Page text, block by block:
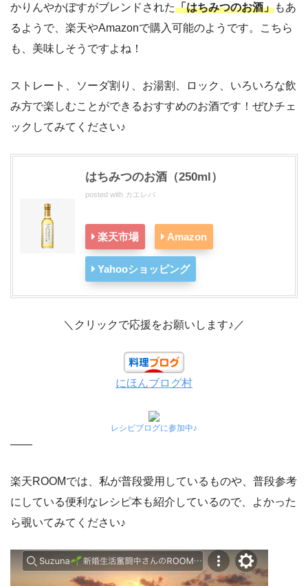
かりんやかぼすがブレンドされた「はちみつのお酒」もあ
るようで、楽天やAmazonで購入可能のようです。こちら
も、美味しそうですよね！
ストレート、ソーダ割り、お湯割、ロック、いろいろな飲
み方で楽しむことができるおすすめのお酒です！ぜひチェ
ックしてみてください♪
はちみつのお酒（250ml）
posted with カエレバ
楽天市場 Amazon
Yahooショッピング
＼クリックで応援をお願いします♪／
にほんブログ村
レシピブログに参加中♪
——
楽天ROOMでは、私が普段愛用しているものや、普段参考
にしている便利なレシピ本も紹介しているので、よかった
ら覗いてみてください♪